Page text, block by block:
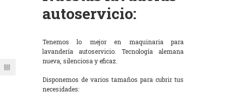
autoservicio:
Tenemos lo mejor en maquinaria para
lavandería autoservicio. Tecnología alemana
nueva, silenciosa y eficaz.
Disponemos de varios tamaños para cubrir tus
necesidades: